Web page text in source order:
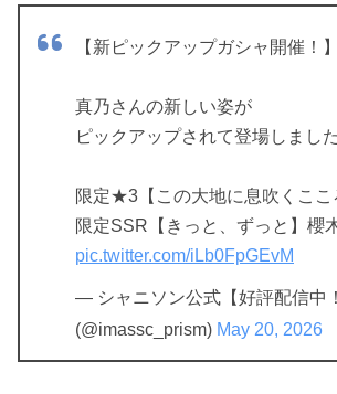
【新ピックアップガシャ開催！】
真乃さんの新しい姿が
ピックアップされて登場しまし
限定★3【この大地に息吹くここ
限定SSR【きっと、ずっと】櫻
pic.twitter.com/iLb0FpGEvM
— シャニソン公式【好評配信中
(@imassc_prism) May 20, 2026